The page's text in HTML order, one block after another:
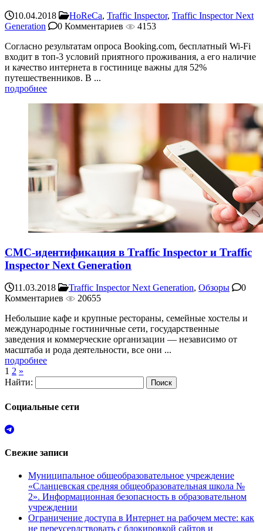
10.04.2018 HoReCa, Traffic Inspector, Traffic Inspector Next
Generation
0 Комментариев
4153
Согласно результатам опроса Booking.com, бесплатный Wi-Fi
входит в топ-3 условий приятного проживания, а его наличие
и качество интернета в гостинице важны для 52%
путешественников. В ...
подробнее
СМС-идентификация в Traffic Inspector и Traffic
Inspector Next Generation
11.03.2018 Traffic Inspector Next Generation, Обзоры
0
Комментариев
20655
Небольшие кафе и крупные рестораны, семейные хостелы и
международные гостиничные сети, государственные
заведения и коммерческие организации — независимо от
масштаба и рода деятельности, все они ...
подробнее
1 2 »
Найти:
Социальные сети
Свежие записи
Муниципальное общеобразовательное учреждение
«Сланцевская средняя общеобразовательная школа №
2». Информационная безопасность в образовательном
учреждении
Ограничение доступа в Интернет на рабочем месте: как
не переусердствовать с блокировкой сайтов и